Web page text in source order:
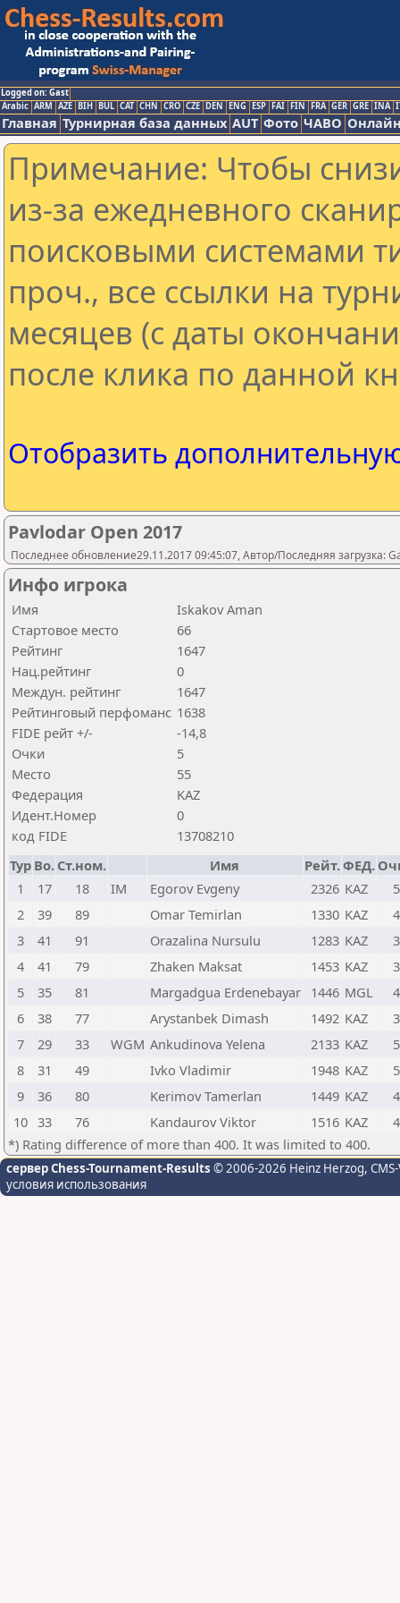
Logged on: Gast
Arabic ARM AZE BIH BUL CAT CHN CRO CZE DEN ENG ESP FAI FIN FRA GER GRE INA
Главная Турнирная база данных AUT Фото ЧАВО
Примечание: Чтобы
из-за ежедневного
поисковыми системами
проч., все ссылки на
месяцев (с даты
после клика по данной
Отобразить
Pavlodar Open 2017
Последнее обновление29.11.2017 09:45:07, Автор/Последняя загрузка:
Инфо игрока
Имя
Iskakov Aman
Стартовое место
66
Рейтинг
1647
Нац.рейтинг
0
Междун. рейтинг
1647
Рейтинговый перфоманс 1638
FIDE рейт +/-
-14,8
Очки
5
Место
55
Федерация
KAZ
Идент.Номер
0
код FIDE
13708210
Тур Bo. Ст.ном. Имя Рейт.ФЕД.
1
17 18 IM Egorov Evgeny 2326 KAZ
5
2
39 89 Omar Temirlan 1330 KAZ
4
3
41 91 Orazalina Nursulu 1283 KAZ
3
4
41 79 Zhaken Maksat 1453 KAZ
3
5
35 81 Margadgua Erdenebayar 1446 MGL
4
6
38 77 Arystanbek Dimash 1492 KAZ
3
7
29 33 WGM Ankudinova Yelena 2133 KAZ
5
8
31 49 Ivko Vladimir 1948 KAZ
5
9
36 80 Kerimov Tamerlan 1449 KAZ
4
10 33 76 Kandaurov Viktor 1516 KAZ
4
*) Rating difference of more than 400. It was limited to 400.
сервер Chess-Tournament-Results © 2006-2026 Heinz Herzog,
условия использования